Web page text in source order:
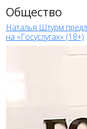
Общество
Наталья Штурм
на «Госуслугах» (18+)